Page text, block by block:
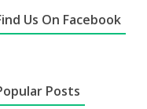
Us On Facebook
Posts